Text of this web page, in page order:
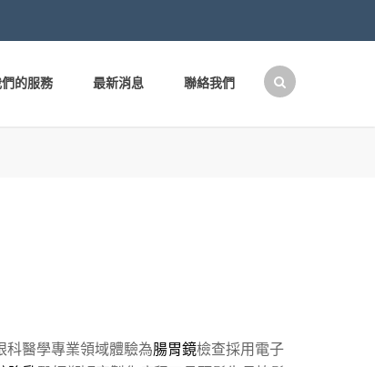
的服務 最新消息 聯絡我們
醫學專業領域體驗為腸胃鏡檢查採用電子